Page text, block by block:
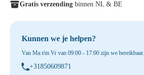
Gratis verzending binnen NL & BE
Kunnen we je helpen?
Van Ma t/m Vr van 09:00 - 17:00 zijn we bereikbaar.
+31850609871